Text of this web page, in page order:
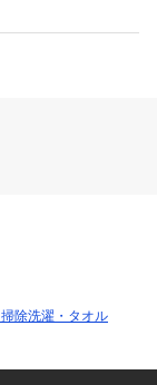
除洗濯・タオル